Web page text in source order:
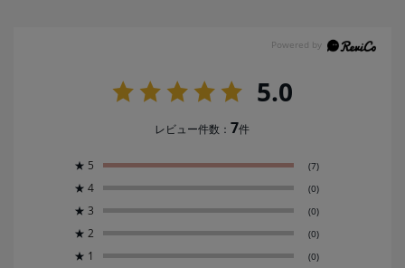
5.0
レビュー件数：7件
★ 5 (7)
★ 4 (0)
★ 3 (0)
★ 2 (0)
★ 1 (0)